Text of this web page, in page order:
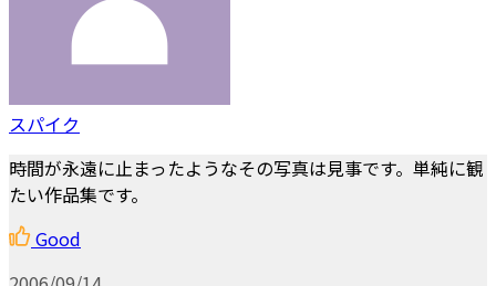
スパイク
時間が永遠に止まったようなその写真は見事です。単純に観
たい作品集です。
Good